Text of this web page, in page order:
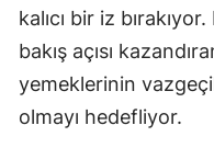
kalıcı bir iz
bakış açısı
yemeklerinin
olmayı hedefliyor.